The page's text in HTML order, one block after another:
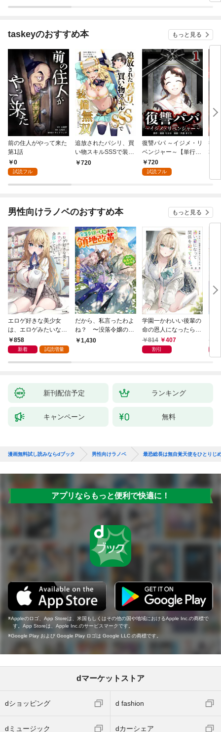
taskeyのおすすめ本 もっと見る
前の住人がやって来た
第1話
0
試読フル
追放されたパシリ、買
い物スキルSSSで装備
無双 ～買ったモノを
720
復讐パパ ～イジメ・リ
ベンジャー～【単行本
版】 1巻
720
試読フル
復
本
男性向けラノベのおすすめ本 もっと見る
エロゲ好きな美少女
は、エロゲみたいなこ
と全部シてほしい【電
子ＳＳ特典付き】
858
新着 試読増量
だから、私言ったわよ
ね？ 〜没落令嬢の案
外楽しい領地改革〜
1,430
学園一かわいい後輩の
命の恩人になったら、
通い妻になって関係を
迫ってくる。
814 407
割引
新刊配信予定 ランキング
キャンペーン 無料
漫画無料試し読みならdブック 男性向けラノベ 最恐総長は無自覚天使をひとりじ
アプリならもっと便利で快適に！
Appleのロゴ、App Storeは、米国もしくはその他の国や地域におけるApple Inc.の商標で
す。App Storeは、Apple Inc.のサービスマークです。
Google Play および Google Play ロゴは Google LLC の商標です。
dマーケットストア
dショッピング d fashion
dミュージック dカーシェア